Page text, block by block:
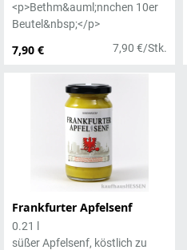
7,90 € 7,90 €/Stk.
<p>Bethm&auml;nnchen 10er
Beutel&nbsp;</p>
Frankfurter Apfelsenf
0.21 l
süßer Apfelsenf, köstlich zu